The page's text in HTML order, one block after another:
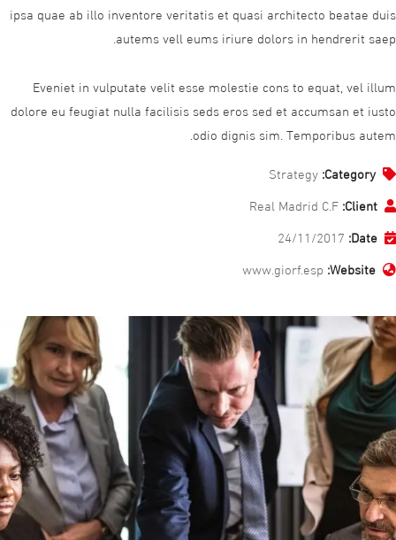
ipsa quae ab illo inventore veritatis et quasi architecto beatae duis
autems vell eums iriure dolors in hendrerit saep.
Eveniet in vulputate velit esse molestie cons to equat, vel illum
dolore eu feugiat nulla facilisis seds eros sed et accumsan et iusto
odio dignis sim. Temporibus autem.
Category:
Strategy
Client:
Real Madrid C.F
Date:
24/11/2017
Website:
www.giorf.esp